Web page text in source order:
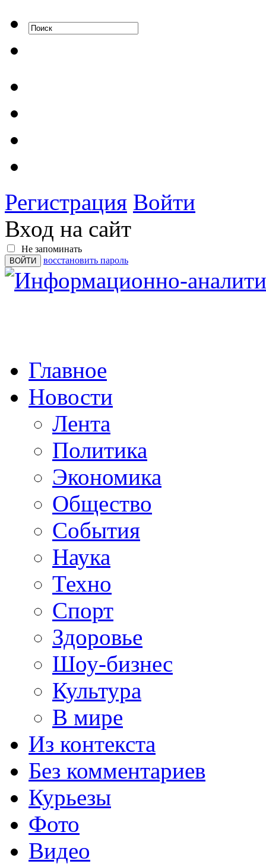
Регистрация Войти
Вход на сайт
Не запоминать
восстановить пароль
Главное
Новости
Лента
Политика
Экономика
Общество
События
Наука
Техно
Спорт
Здоровье
Шоу-бизнес
Культура
В мире
Из контекста
Без комментариев
Курьезы
Фото
Видео